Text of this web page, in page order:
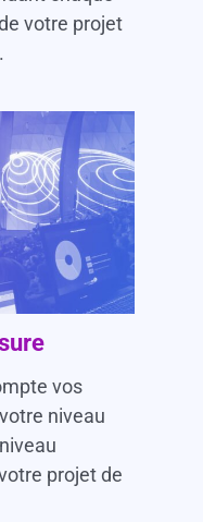
votre projet
vos
niveau
projet de